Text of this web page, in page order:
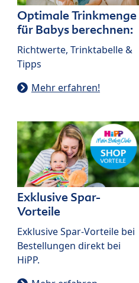
Optimale Trinkmenge
für Babys berechnen:
Richtwerte, Trinktabelle &
Tipps
Mehr erfahren!
Exklusive Spar-
Vorteile
Exklusive Spar-Vorteile bei
Bestellungen direkt bei
HiPP.